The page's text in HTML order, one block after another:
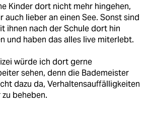
Kinder dort nicht mehr hingehen,
auch lieber an einen See. Sonst sind
ihnen nach der Schule dort hin
und haben das alles live miterlebt.
würde ich dort gerne
sehen, denn die Bademeister
dazu da, Verhaltensauffälligkeiten
beheben.